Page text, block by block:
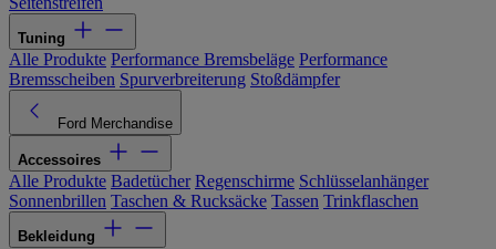
Tuning
Alle Produkte Performance Bremsbeläge Performance
Bremsscheiben Spurverbreiterung Stoßdämpfer
Ford Merchandise
Accessoires
Alle Produkte Badetücher Regenschirme Schlüsselanhänger
Sonnenbrillen Taschen & Rucksäcke Tassen Trinkflaschen
Bekleidung